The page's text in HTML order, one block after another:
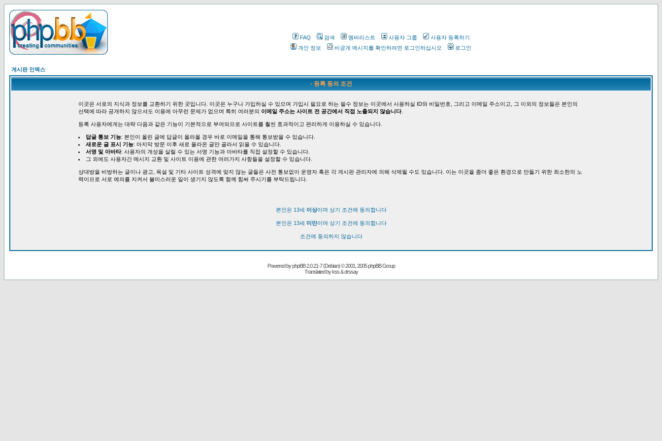
FAQ 검색 멤버리스트 사용자 그룹
사용자 등록하기
개인 정보
비공개 메시지를 확인하려면 로그인하십시오 로그인
게시판 인덱스
- 등록 동의 조건
이곳은 서로의 지식과 정보를 교환하기 위한 곳입니다. 이곳은 누구나 가입하실 수 있으며 가입시 필요로 하는 필수 정보는 이곳에서 사용하실 ID와 비밀번호, 그리고 이메일 주소이고, 그 이외의 정보들은 본인의
선택에 따라 공개하지 않으셔도 이용에 아무런 문제가 없으며 특히 여러분의 이메일 주소는 사이트 전 공간에서 직접 노출되지 않습니다.
등록 사용자에게는 대략 다음과 같은 기능이 기본적으로 부여되므로 사이트를 훨씬 효과적이고 편리하게 이용하실 수 있습니다.
답글 통보 기능: 본인이 올린 글에 답글이 올라올 경우 바로 이메일을 통해 통보받을 수 있습니다.
새로운 글 표시 기능: 마지막 방문 이후 새로 올라온 글만 골라서 읽을 수 있습니다.
서명 및 아바타: 사용자의 개성을 살릴 수 있는 서명 기능과 아바타를 직접 설정할 수 있습니다.
그 외에도 사용자간 메시지 교환 및 사이트 이용에 관한 여러가지 사항들을 설정할 수 있습니다.
상대방을 비방하는 글이나 광고, 욕설 및 기타 사이트 성격에 맞지 않는 글들은 사전 통보없이 운영자 혹은 각 게시판 관리자에 의해 삭제될 수도 있습니다. 이는 이곳을 좀더 좋은 환경으로 만들기 위한 최소한의 노
력이므로 서로 예의를 지켜서 불미스러운 일이 생기지 않도록 함께 힘써 주시기를 부탁드립니다.
본인은 13세 이상이며 상기 조건에 동의합니다
본인은 13세 미만이며 상기 조건에 동의합니다
조건에 동의하지 않습니다
Powered byphpBB2.0.21-7 (Debian) © 2001, 2005 phpBB Group
Translated by kss & drssay